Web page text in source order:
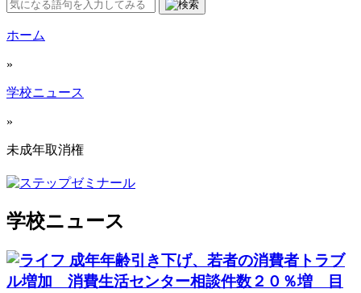
ホーム
»
学校ニュース
»
未成年取消権
学校ニュース
成年年齢引き下げ、若者の消費者トラブ
ル増加 消費生活センター相談件数２０％増 目